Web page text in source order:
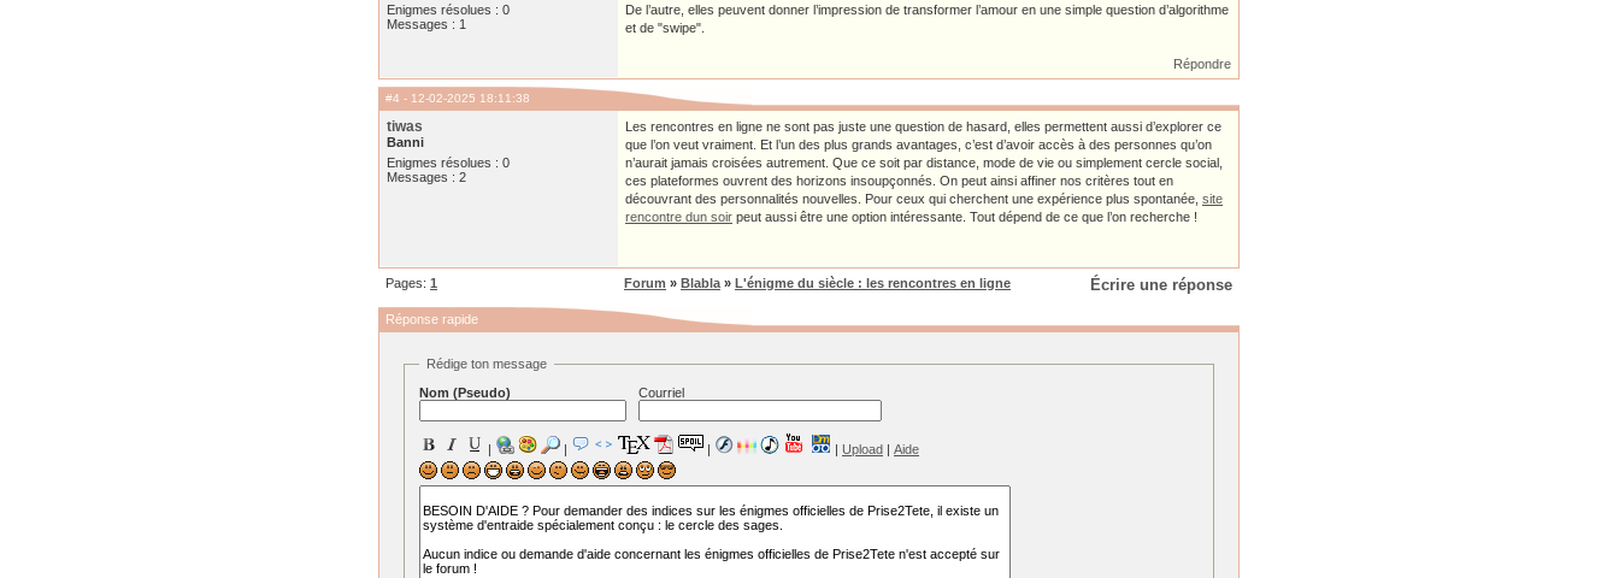
Enigmes résolues : 0
Messages : 1
De l’autre, elles peuvent donner l’impression de transformer l’amour en une simple question d’algorithme
et de "swipe".
Répondre
#4 - 12-02-2025 18:11:38
tiwas
Banni
Enigmes résolues : 0
Messages : 2
Les rencontres en ligne ne sont pas juste une question de hasard, elles permettent aussi d’explorer ce
que l’on veut vraiment. Et l’un des plus grands avantages, c’est d’avoir accès à des personnes qu’on
n’aurait jamais croisées autrement. Que ce soit par distance, mode de vie ou simplement cercle social,
ces plateformes ouvrent des horizons insoupçonnés. On peut ainsi affiner nos critères tout en
découvrant des personnalités nouvelles. Pour ceux qui cherchent une expérience plus spontanée, site
rencontre dun soir peut aussi être une option intéressante. Tout dépend de ce que l’on recherche !
Écrire une réponse
Pages: 1 Forum » Blabla » L'énigme du siècle : les rencontres en ligne
Réponse rapide
Rédige ton message
Nom (Pseudo)
Courriel
| | | | Upload | Aide